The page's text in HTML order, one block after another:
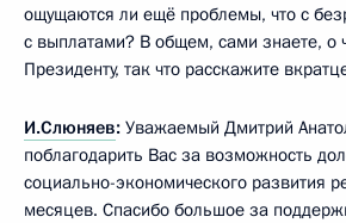
ощущаются ли ещё проблемы, что с
с выплатами? В общем, сами знаете, о
Президенту, так что расскажите
И.Слюняев: Уважаемый Дмитрий
поблагодарить Вас за возможность
социально-экономического развития
месяцев. Спасибо большое за